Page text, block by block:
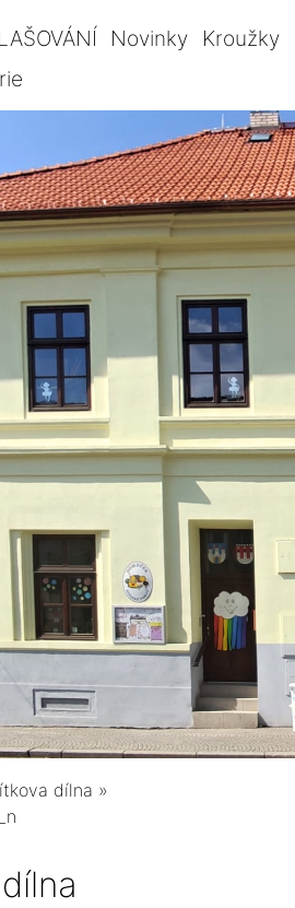
Novinky Kroužky
dílna »